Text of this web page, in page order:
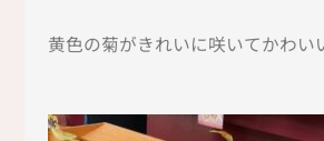
黄色の菊がきれいに咲いてかわい